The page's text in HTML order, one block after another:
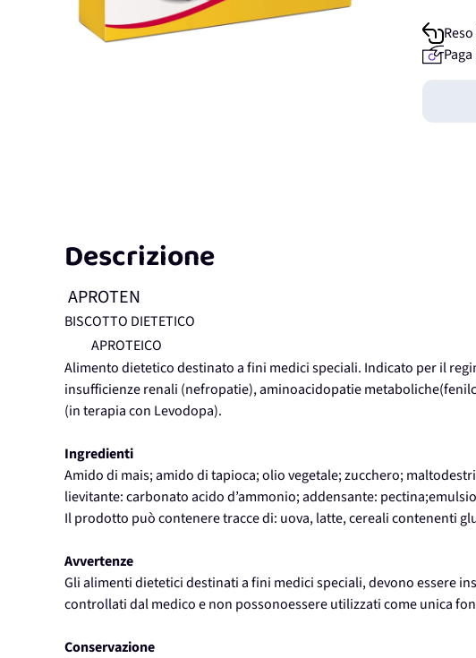
Guadagna
Descrizione
APROTEN
BISCOTTO DIETETICO
APROTEICO
Alimento dietetico destinato a fini medici speciali. Indicato per il
insufficienze renali (nefropatie), aminoacidopatie
(in terapia con Levodopa).
Ingredienti
Amido di mais; amido di tapioca; olio vegetale; zucchero;
lievitante: carbonato acido d’ammonio; addensante:
Il prodotto può contenere tracce di: uova, latte, cereali contenenti
Avvertenze
Gli alimenti dietetici destinati a fini medici speciali, devono essere
controllati dal medico e non possonoessere utilizzati come unica
Conservazione